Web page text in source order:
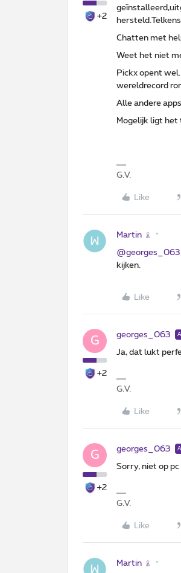
+2
Chatten met
Weet het niet
Pickx opent
wereldrecord
Alle andere
Mogelijk ligt het
G.V.
Like
Martin
@georges_063
kijken.
Like
G
+2
georges_063
Ja, dat lukt
G.V.
Like
G
+2
georges_063
Sorry, niet op
G.V.
Like
Martin